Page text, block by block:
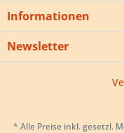
Informationen
Newsletter
* Alle Preise inkl. gesetzl.